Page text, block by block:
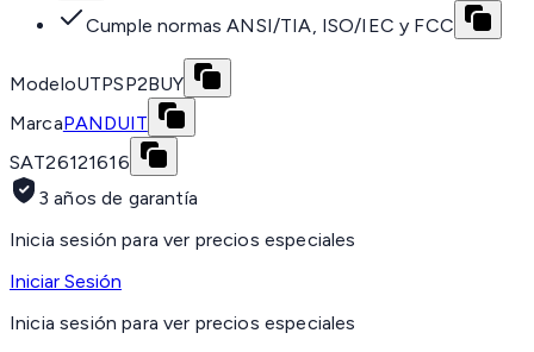
Cumple normas ANSI/TIA, ISO/IEC y FCC
ModeloUTPSP2BUY
MarcaPANDUIT
SAT26121616
3 años de garantía
Inicia sesión para ver precios especiales
Iniciar Sesión
Inicia sesión para ver precios especiales